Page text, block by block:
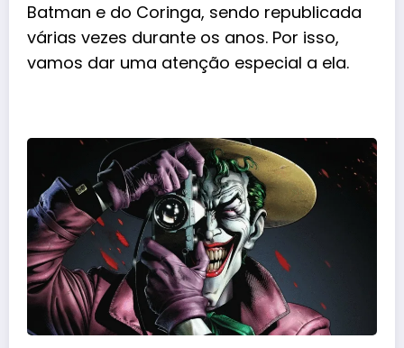
Batman e do Coringa, sendo republicada
várias vezes durante os anos. Por isso,
vamos dar uma atenção especial a ela.